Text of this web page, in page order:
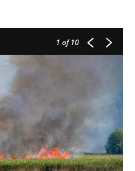
1 of 10